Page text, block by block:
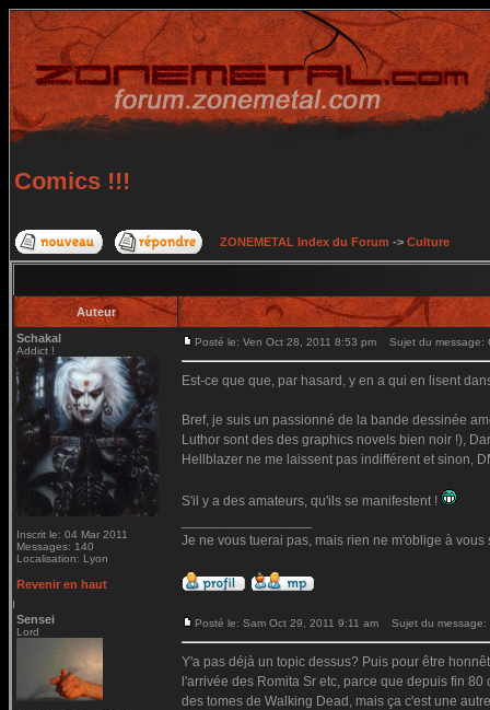
Comics !!!
ZONEMETAL Index du Forum -> Culture
Auteur
Schakal
Addict !
Inscrit le: 04 Mar 2011
Messages: 140
Localisation: Lyon
Posté le: Ven Oct 28, 2011 8:53 pm Sujet du message:
Est-ce que que, par hasard, y en a qui en lisent
Bref, je suis un passionné de la bande dessinée
Luthor sont des des graphics novels bien noir !),
Hellblazer ne me laissent pas indifférent et sinon,
S'il y a des amateurs, qu'ils se manifestent !
Je ne vous tuerai pas, mais rien ne m'oblige à vous
Revenir en haut
Sensei
Lord
Posté le: Sam Oct 29, 2011 9:11 am Sujet du message:
Y'a pas déjà un topic dessus? Puis pour être
l'arrivée des Romita Sr etc, parce que depuis fin
des tomes de Walking Dead, mais ça c'est une